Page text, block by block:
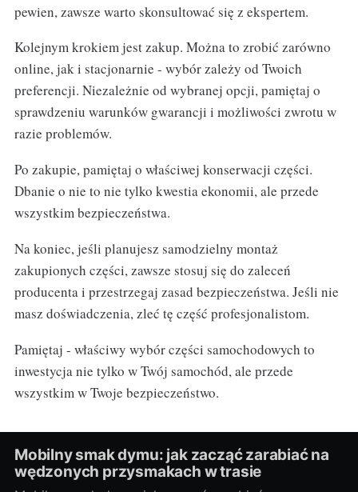
pewien, zawsze warto skonsultować się z ekspertem.
Kolejnym krokiem jest zakup. Można to zrobić zarówno
online, jak i stacjonarnie - wybór zależy od Twoich
preferencji. Niezależnie od wybranej opcji, pamiętaj o
sprawdzeniu warunków gwarancji i możliwości zwrotu w
razie problemów.
Po zakupie, pamiętaj o właściwej konserwacji części.
Dbanie o nie to nie tylko kwestia ekonomii, ale przede
wszystkim bezpieczeństwa.
Na koniec, jeśli planujesz samodzielny montaż
zakupionych części, zawsze stosuj się do zaleceń
producenta i przestrzegaj zasad bezpieczeństwa. Jeśli nie
masz doświadczenia, zleć tę część profesjonalistom.
Pamiętaj - właściwy wybór części samochodowych to
inwestycja nie tylko w Twój samochód, ale przede
wszystkim w Twoje bezpieczeństwo.
Mobilny smak dymu: jak zacząć zarabiać na
wędzonych przysmakach w trasie